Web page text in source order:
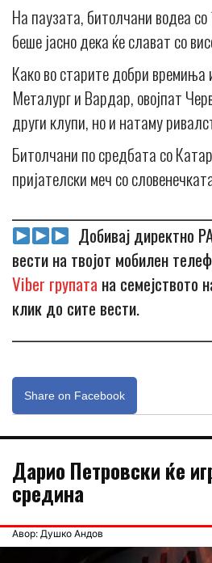
На паузата, битолчани водеа
беше јасно дека ќе слават со
Како во старите добри времиња
Металург и Вардар, овојпат
други клупи, но и натаму
Битолчани по средбата со
пријателски меч со
Добивај директно
вести на твојот мобилен
Viber групата на семејството
клик до сите вести.
Share on Facebook
Дарио Петровски ќе
средина
Авор: Душко Андов